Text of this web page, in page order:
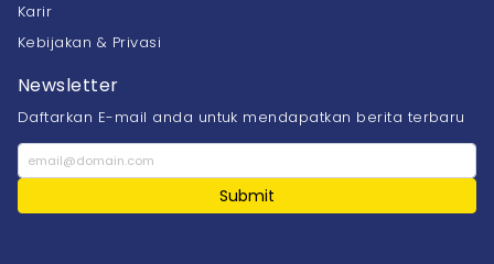
Karir
Kebijakan & Privasi
Newsletter
Daftarkan E-mail anda untuk mendapatkan berita terbaru
Submit